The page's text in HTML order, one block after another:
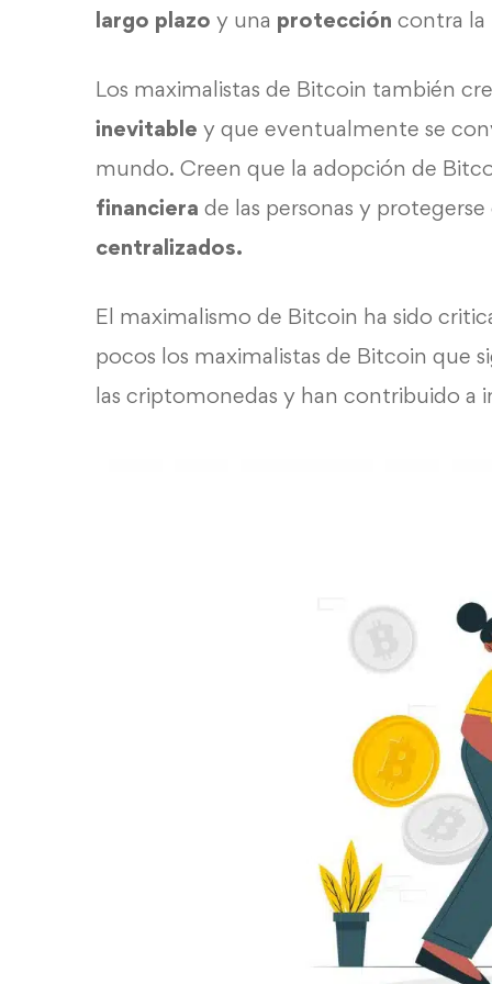
largo plazo y una protección contra la
Los maximalistas de Bitcoin también
inevitable y que eventualmente se
mundo. Creen que la adopción de
financiera de las personas y
centralizados.
El maximalismo de Bitcoin ha sido
pocos los maximalistas de Bitcoin que
las criptomonedas y han contribuido a